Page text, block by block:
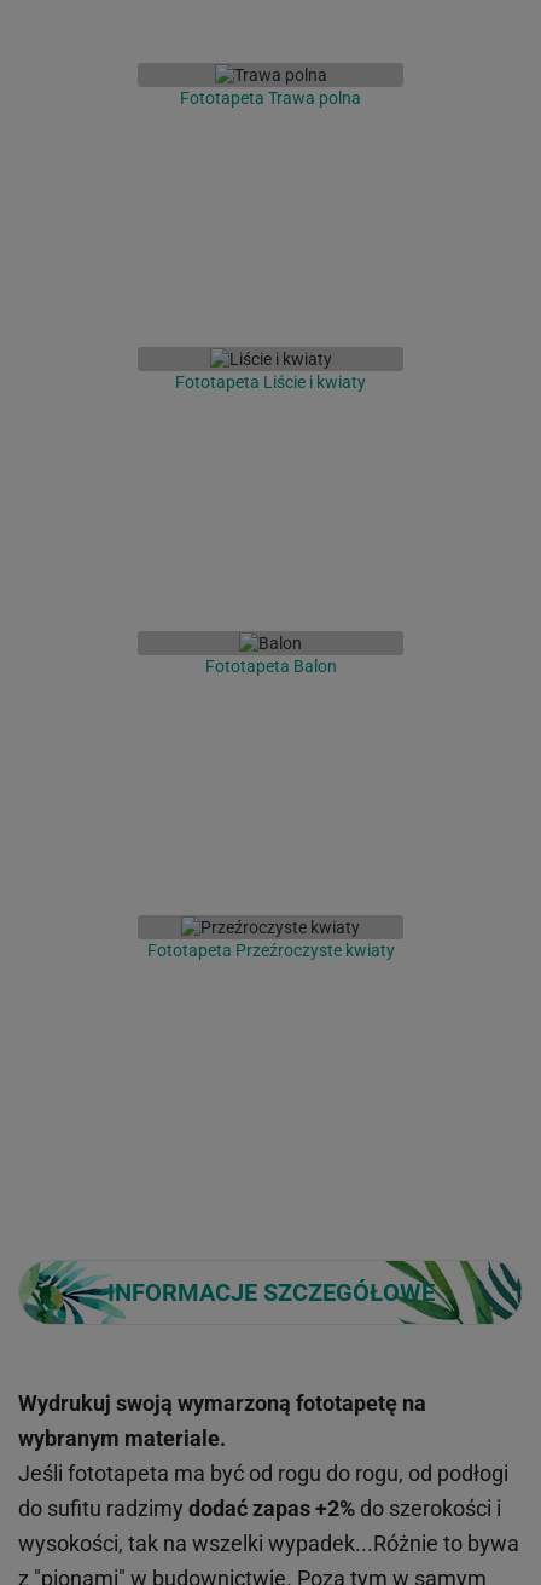
Fototapeta Trawa polna
Fototapeta Liście i kwiaty
Fototapeta Balon
Fototapeta Przeźroczyste kwiaty
INFORMACJE SZCZEGÓŁOWE
Wydrukuj swoją wymarzoną fototapetę na
wybranym materiale.
Jeśli fototapeta ma być od rogu do rogu, od podłogi
do sufitu radzimy dodać zapas +2% do szerokości i
wysokości, tak na wszelki wypadek...Różnie to bywa
z "pionami" w budownictwie. Poza tym w samym